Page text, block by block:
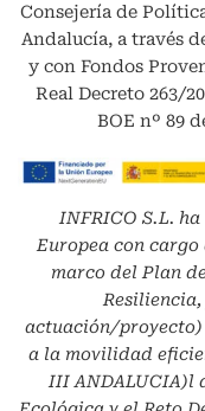
Consejería de
Andalucía, a través
y con Fondos
Real Decreto 263/
BOE nº 89
INFRICO S.L. ha
Europea con cargo
marco del Plan
actuación/
a la movilidad
III ANDALUCIA)l